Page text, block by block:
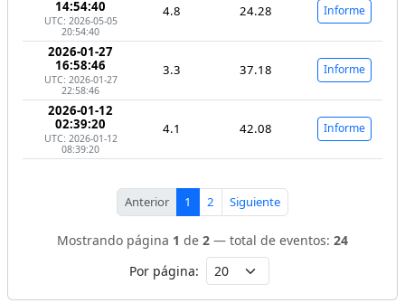
14:54:40
UTC: 2026-05-05
20:54:40
4.8 24.28 Informe
2026-01-27
16:58:46
UTC: 2026-01-27
22:58:46
3.3 37.18 Informe
2026-01-12
02:39:20
UTC: 2026-01-12
08:39:20
4.1 42.08 Informe
Anterior 1 2 Siguiente
Mostrando página 1 de 2 — total de eventos: 24
Por página: